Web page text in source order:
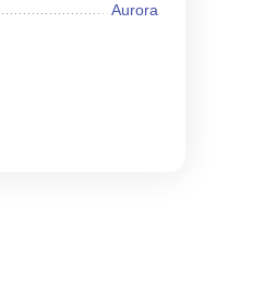
Aurora